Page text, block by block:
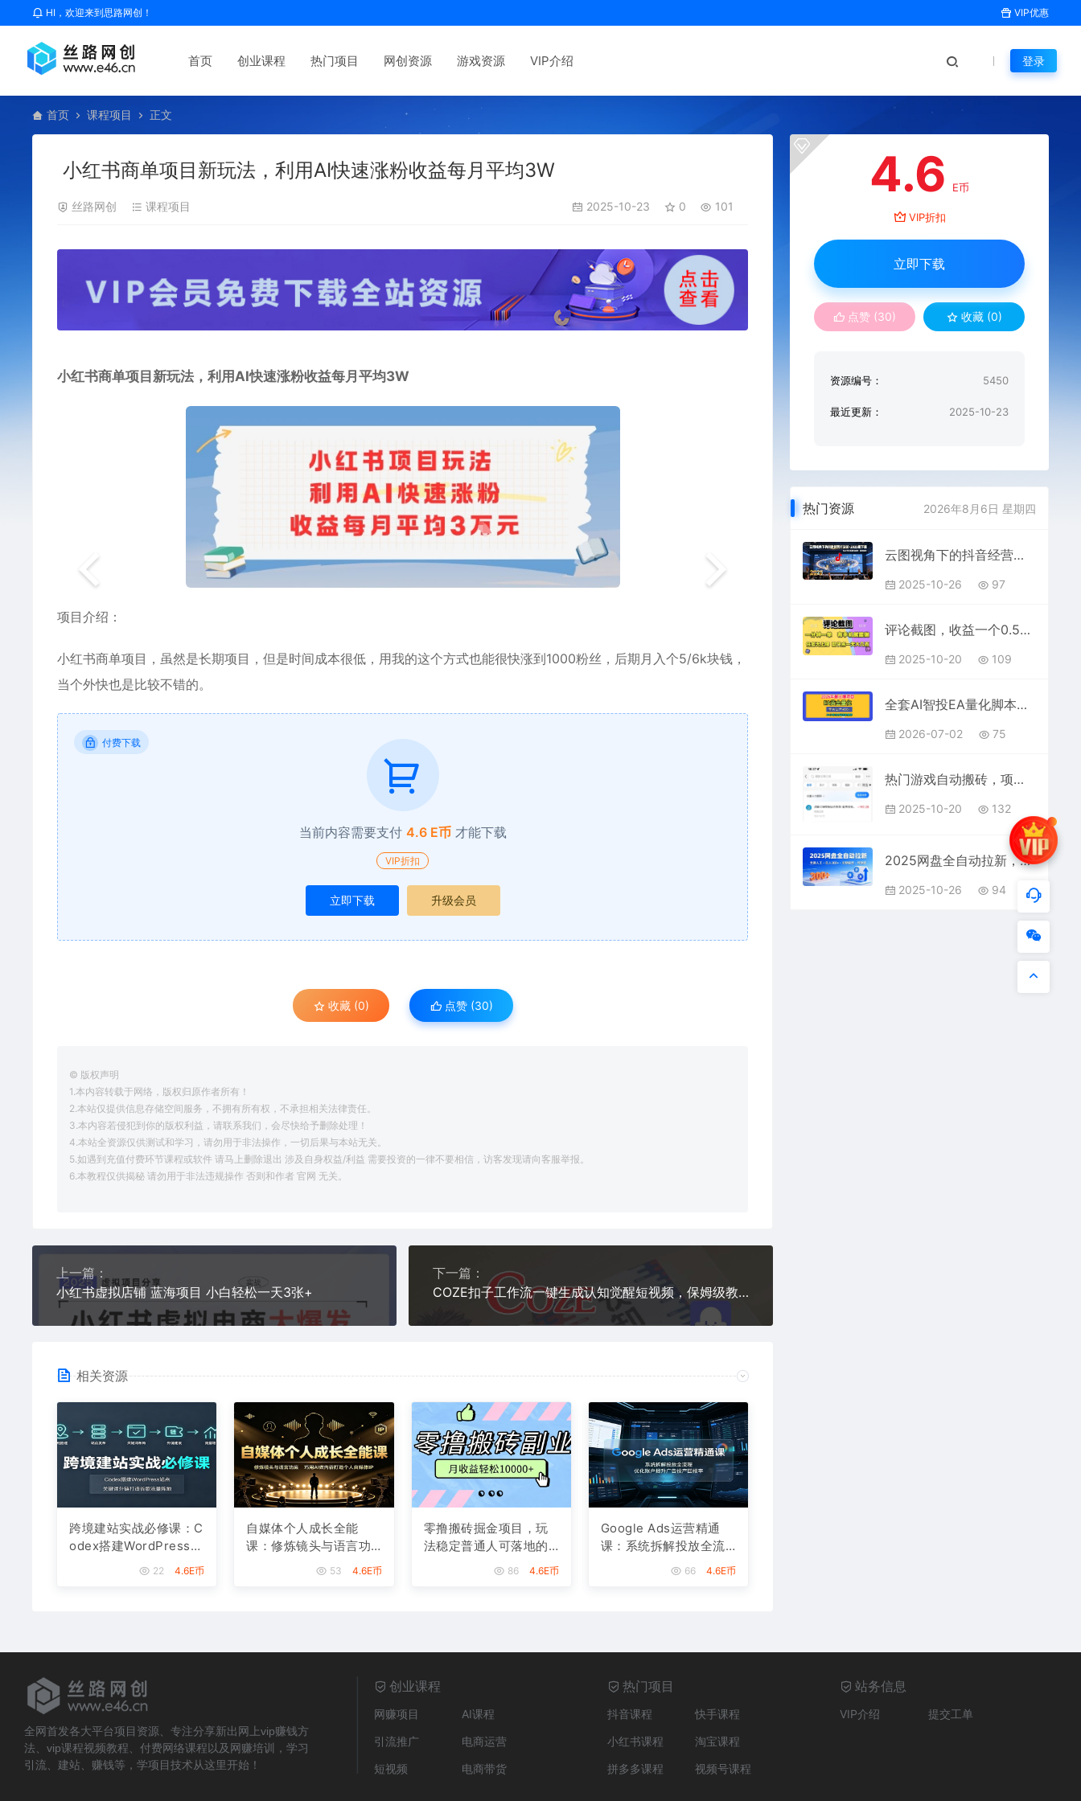
HI，欢迎来到思路网创！ VIP优惠
首页 创业课程 热门项目 网创资源 游戏资源 VIP介绍 登录
首页 课程项目 正文
小红书商单项目新玩法，利用AI快速涨粉收益每月平均3W
丝路网创 课程项目 2025-10-23 0 101
小红书商单项目 新玩法，利用AI快速涨粉收益每月平均3W
项目介绍：
小红书商单项目 ，虽然是长期项目，但是时间成本很低，用我的这个方式也能很快涨到1000粉丝，后期月入个5/6k块钱，
当个外快也是比较不错的。
付费下载
当前内容需要支付 4.6 E币 才能下载
VIP折扣
立即下载 升级会员
收藏 (0) 点赞 (30)
© 版权声明
1.本内容转载于网络，版权归原作者所有！
2.本站仅提供信息存储空间服务，不拥有所有权，不承担相关法律责任。
3.本内容若侵犯到你的版权利益，请联系我们，会尽快给予删除处理！
4.本站全资源仅供测试和学习，请勿用于非法操作，一切后果与本站无关。
5.如遇到充值付费环节课程或软件 请马上删除退出 涉及自身权益/利益 需要投资的一律不要相信，访客发现请向客服举报。
6.本教程仅供揭秘 请勿用于非法违规操作 否则和作者 官网 无关。
上一篇：
小红书虚拟店铺 蓝海项目 小白轻松一天3张+
下一篇：
COZE扣子工作流一键生成认知觉醒短视频，保姆级教程-智能体搭建-项目实操
相关资源
跨境建站实战必修课：C
odex搭建WordPress站
点，关键词外链打造谷
22 4.6E币
自媒体个人成长全能
课：修炼镜头与语言功
底，巧用AI做内容打造
53 4.6E币
零撸搬砖掘金项目，玩
法稳定普通人可落地的
长期副业，月收益轻松1
86 4.6E币
Google Ads运营精通
课：系统拆解投放全流
程，优化账户提升广告
66 4.6E币
4.6 E币
VIP折扣
立即下载
点赞 (30) 收藏 (0)
资源编号： 5450
最近更新： 2025-10-23
热门资源 2026年8月6日 星期四
云图视角下的抖音经营方法论，2025线下课，助力商家规模化经营，提效经营（录音+字幕）
2025-10-26 97
评论截图，收益一个0.5元，一分钟一单，有手机就能做，上不封顶，可无限做，一天大几张【揭秘】
2025-10-20 109
全套AI智投EA量化脚本，单机日产400+，24小时全自动挂机操作
2026-07-02 75
热门游戏自动搬砖，项目操作简单，日均收益1k+，稳定运行2年【揭秘】
2025-10-20 132
2025网盘全自动拉新，无需人工，日入3张，长期稳定，可矩阵【揭秘】
2025-10-26 94
全网首发各大平台项目资源、专注分享新出网上vip赚钱方
法、vip课程视频教程、付费网络课程以及网赚培训，学习
引流、建站、赚钱等，学项目技术从这里开始！
创业课程
网赚项目
AI课程
引流推广
电商运营
短视频
电商带货
热门项目
抖音课程
快手课程
小红书课程
淘宝课程
拼多多课程
视频号课程
站务信息
VIP介绍 提交工单